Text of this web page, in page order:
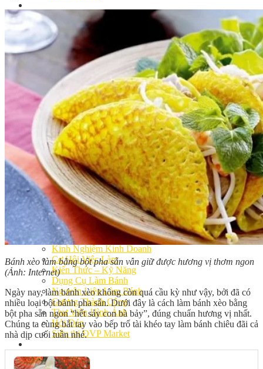
Khai Giảng
Lịch học – Lịch thi
Đăng Ký Học
Công Thức
Cách Làm Bánh Việt
Cách Làm Bánh Âu
Cách Làm Bánh Kem
Cách Làm Bánh Mì
Cách Làm Bánh Trung Thu
Cách Làm Bánh Flan
Cách Làm Bánh Bao
Cách Làm Bánh Bông Lan
Cách Làm Bánh Su Kem
Cách làm bánh CupCake
Cách Làm Bánh Pizza
Cách làm bánh chay
Cách Làm Kẹo – Mứt
Video
Tin tức
Tin Tổng Hợp
Hướng Nghiệp Á Âu
Bếp Nhà Kate
Kinh Nghiệm Kinh Doanh
Cơ Hội Việc Làm
Kiến Thức – Kỹ Năng
Dụng Cụ Làm Bánh
Nguyên Liệu Làm Bánh
Gương Thành Công
Thư Viện Hình Ảnh
Hỏi Đáp
Siêu thị ĐVP Market
Bánh xèo làm bằng bột pha sẵn vẫn giữ được hương vị thơm ngon
(Ảnh: Internet)
Ngày nay, làm bánh xèo không còn quá cầu kỳ như vậy, bởi đã có
nhiều loại bột bánh pha sẵn. Dưới đây là cách làm bánh xèo bằng
bột pha sẵn ngon “hết sảy con bà bảy”, đúng chuẩn hương vị nhất.
Chúng ta cùng bắt tay vào bếp trổ tài khéo tay làm bánh chiêu đãi cả
nhà dịp cuối tuần nhé.